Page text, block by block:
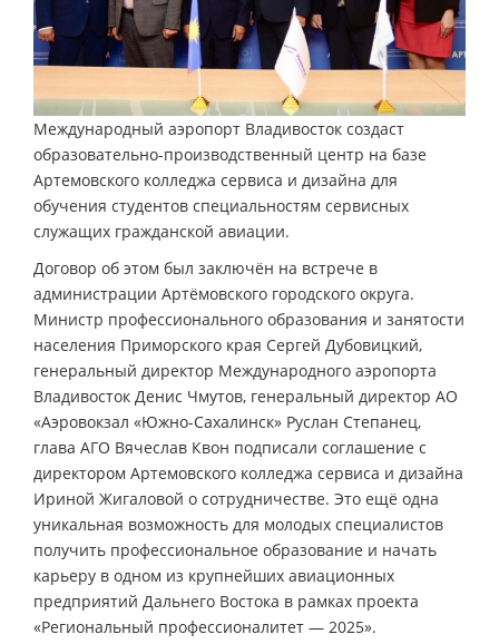
Международный аэропорт Владивосток создаст
образовательно-производственный центр на базе
Артемовского колледжа сервиса и дизайна для
обучения студентов специальностям сервисных
служащих гражданской авиации.
Договор об этом был заключён на встрече в
администрации Артёмовского городского округа.
Министр профессионального образования и занятости
населения Приморского края Сергей Дубовицкий,
генеральный директор Международного аэропорта
Владивосток Денис Чмутов, генеральный директор АО
«Аэровокзал «Южно-Сахалинск» Руслан Степанец,
глава АГО Вячеслав Квон подписали соглашение с
директором Артемовского колледжа сервиса и дизайна
Ириной Жигаловой о сотрудничестве. Это ещё одна
уникальная возможность для молодых специалистов
получить профессиональное образование и начать
карьеру в одном из крупнейших авиационных
предприятий Дальнего Востока в рамках проекта
«Региональный профессионалитет — 2025».